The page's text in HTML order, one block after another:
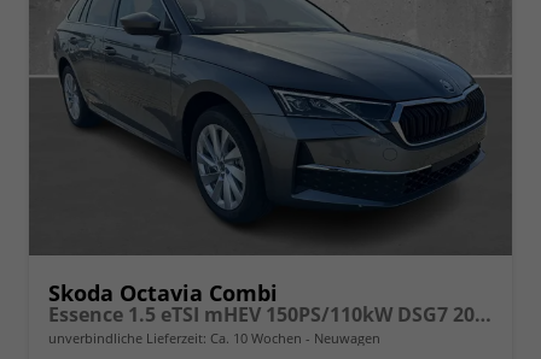
Skoda Octavia Combi
Essence 1.5 eTSI mHEV 150PS/110kW DSG7 2026
unverbindliche Lieferzeit: Ca. 10 Wochen Neuwagen